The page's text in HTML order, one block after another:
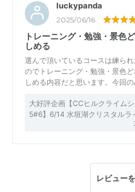
luckypanda
2025/06/16
トレーニング・勉強・景色
しめる
選んで頂いているコースは練ら
のでトレーニング・勉強・景色
しめる内容だと思います。今回
大好評企画【CCヒルクライム
5#6】6/14 水垣湖クリスタルラ
レビュー